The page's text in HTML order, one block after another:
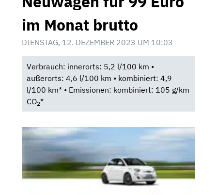
im Monat brutto
DIENSTAG, 12. DEZEMBER 2023 UM 10:03
Verbrauch: innerorts: 5,2 l/100 km •
außerorts: 4,6 l/100 km • kombiniert: 4,9
l/100 km* • Emissionen: kombiniert: 105 g/km
CO2*